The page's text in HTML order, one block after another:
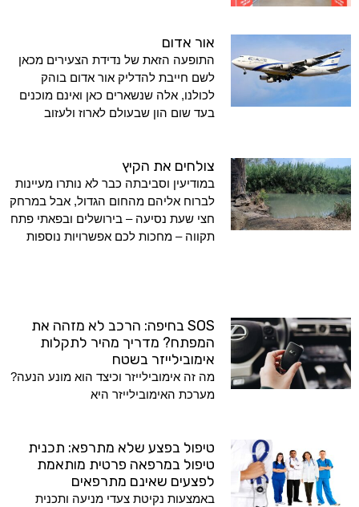
אור אדום
התופעה הזאת של נדידת הצעירים מכאן
לשם חייבת להדליק אור אדום בוהק
לכולנו, אלה שנשארים כאן ואינם מוכנים
בעד שום הון שבעולם לארוז ולעזוב
צולחים את הקיץ
במודיעין וסביבתה כבר לא נותרו מעיינות
לברוח אליהם מהחום הגדול, אבל במרחק
חצי שעת נסיעה – בירושלים ובפאתי פתח
תקווה – מחכות לכם אפשרויות נוספות
SOS בחיפה: הרכב לא מזהה את
המפתח? מדריך מהיר לתקלות
אימובילייזר בשטח
מה זה אימובילייזר וכיצד הוא מונע הנעה?
מערכת האימובילייזר היא
טיפול בפצע שלא מתרפא: תכנית
טיפול במרפאה פרטית מותאמת
לפצעים שאינם מתרפאים
באמצעות נקיטת צעדי מניעה ותכנית